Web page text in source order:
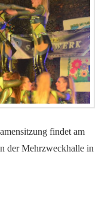
findet am
der Mehrzweckhalle in